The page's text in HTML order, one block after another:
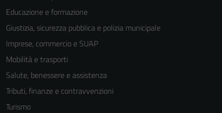
Educazione e formazione
Giustizia, sicurezza pubblica e polizia municipale
Imprese, commercio e SUAP
Mobilità e trasporti
Salute, benessere e assistenza
Tributi, finanze e contravvenzioni
Turismo